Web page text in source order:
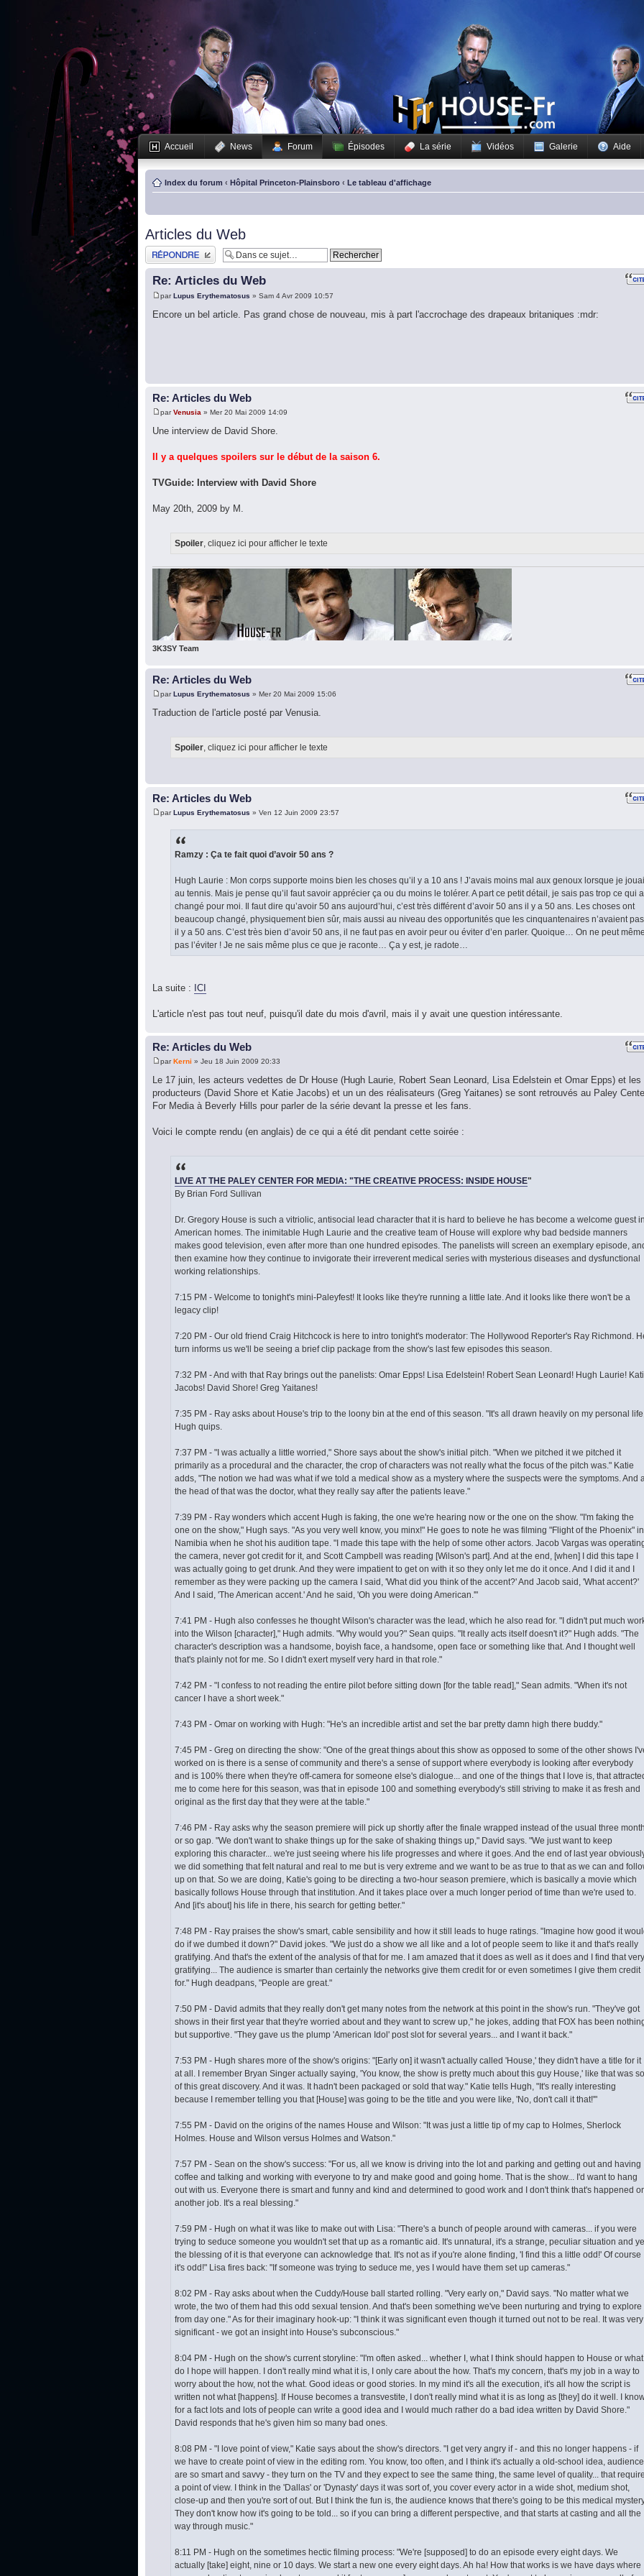
Accueil News Forum Épisodes La série Vidéos Galerie Aide
Index du forum ‹ Hôpital Princeton-Plainsboro ‹ Le tableau d'affichage
Articles du Web
Publier une réponse
Re: Articles du Web
parLupus Erythematosus » Sam 4 Avr 2009 10:57
Encore un bel article. Pas grand chose de nouveau, mis à part l'accrochage des drapeaux britaniques :mdr:
Re: Articles du Web
parVenusia » Mer 20 Mai 2009 14:09
Une interview de David Shore.
Il y a quelques spoilers sur le début de la saison 6.
TVGuide: Interview with David Shore
May 20th, 2009 by M.
Spoiler , cliquez ici pour afficher le texte
3K3SY Team
Re: Articles du Web
parLupus Erythematosus » Mer 20 Mai 2009 15:06
Traduction de l'article posté par Venusia.
Spoiler, cliquez ici pour afficher le texte
Re: Articles du Web
parLupus Erythematosus » Ven 12 Juin 2009 23:57
Ramzy : Ça te fait quoi d’avoir 50 ans ?
Hugh Laurie : Mon corps supporte moins bien les choses qu’il y a 10 ans ! J’avais moins mal aux genoux lorsque je
au tennis. Mais je pense qu’il faut savoir apprécier ça ou du moins le tolérer. A part ce petit détail, je sais pas trop ce qui a
changé pour moi. Il faut dire qu’avoir 50 ans aujourd’hui, c’est très différent d’avoir 50 ans il y a 50 ans. Les choses ont
beaucoup changé, physiquement bien sûr, mais aussi au niveau des opportunités que les cinquantenaires n’avaient pas
il y a 50 ans. C’est très bien d’avoir 50 ans, il ne faut pas en avoir peur ou éviter d’en parler. Quoique… On ne peut même
pas l’éviter ! Je ne sais même plus ce que je raconte… Ça y est, je radote…
La suite : ICI
L'article n'est pas tout neuf, puisqu'il date du mois d'avril, mais il y avait une question intéressante.
Re: Articles du Web
parKerni » Jeu 18 Juin 2009 20:33
Le 17 juin, les acteurs vedettes de Dr House (Hugh Laurie, Robert Sean Leonard, Lisa Edelstein et Omar Epps) et les
producteurs (David Shore et Katie Jacobs) et un un des réalisateurs (Greg Yaitanes) se sont retrouvés au Paley
For Media à Beverly Hills pour parler de la série devant la presse et les fans.
Voici le compte rendu (en anglais) de ce qui a été dit pendant cette soirée :
LIVE AT THE PALEY CENTER FOR MEDIA: "THE CREATIVE PROCESS: INSIDE HOUSE"
By Brian Ford Sullivan
Dr. Gregory House is such a vitriolic, antisocial lead character that it is hard to believe he has become a welcome guest in
American homes. The inimitable Hugh Laurie and the creative team of House will explore why bad bedside manners
makes good television, even after more than one hundred episodes. The panelists will screen an exemplary episode,
then examine how they continue to invigorate their irreverent medical series with mysterious diseases and dysfunctional
working relationships.
7:15 PM - Welcome to tonight's mini-Paleyfest! It looks like they're running a little late. And it looks like there won't be a
legacy clip!
7:20 PM - Our old friend Craig Hitchcock is here to intro tonight's moderator: The Hollywood Reporter's Ray Richmond.
turn informs us we'll be seeing a brief clip package from the show's last few episodes this season.
7:32 PM - And with that Ray brings out the panelists: Omar Epps! Lisa Edelstein! Robert Sean Leonard! Hugh Laurie!
Jacobs! David Shore! Greg Yaitanes!
7:35 PM - Ray asks about House's trip to the loony bin at the end of this season. "It's all drawn heavily on my personal
Hugh quips.
7:37 PM - "I was actually a little worried," Shore says about the show's initial pitch. "When we pitched it we pitched it
primarily as a procedural and the character, the crop of characters was not really what the focus of the pitch was." Katie
adds, "The notion we had was what if we told a medical show as a mystery where the suspects were the symptoms. And
the head of that was the doctor, what they really say after the patients leave."
7:39 PM - Ray wonders which accent Hugh is faking, the one we're hearing now or the one on the show. "I'm faking the
one on the show," Hugh says. "As you very well know, you minx!" He goes to note he was filming "Flight of the Phoenix" in
Namibia when he shot his audition tape. "I made this tape with the help of some other actors. Jacob Vargas was
the camera, never got credit for it, and Scott Campbell was reading [Wilson's part]. And at the end, [when] I did this tape I
was actually going to get drunk. And they were impatient to get on with it so they only let me do it once. And I did it and I
remember as they were packing up the camera I said, 'What did you think of the accent?' And Jacob said, 'What accent?'
And I said, 'The American accent.' And he said, 'Oh you were doing American.'"
7:41 PM - Hugh also confesses he thought Wilson's character was the lead, which he also read for. "I didn't put much
into the Wilson [character]," Hugh admits. "Why would you?" Sean quips. "It really acts itself doesn't it?" Hugh adds. "The
character's description was a handsome, boyish face, a handsome, open face or something like that. And I thought well
that's plainly not for me. So I didn't exert myself very hard in that role."
7:42 PM - "I confess to not reading the entire pilot before sitting down [for the table read]," Sean admits. "When it's not
cancer I have a short week."
7:43 PM - Omar on working with Hugh: "He's an incredible artist and set the bar pretty damn high there buddy."
7:45 PM - Greg on directing the show: "One of the great things about this show as opposed to some of the other shows
worked on is there is a sense of community and there's a sense of support where everybody is looking after everybody
and is 100% there when they're off-camera for someone else's dialogue... and one of the things that I love is, that
me to come here for this season, was that in episode 100 and something everybody's still striving to make it as fresh and
original as the first day that they were at the table."
7:46 PM - Ray asks why the season premiere will pick up shortly after the finale wrapped instead of the usual three month
or so gap. "We don't want to shake things up for the sake of shaking things up," David says. "We just want to keep
exploring this character... we're just seeing where his life progresses and where it goes. And the end of last year
we did something that felt natural and real to me but is very extreme and we want to be as true to that as we can and
up on that. So we are doing, Katie's going to be directing a two-hour season premiere, which is basically a movie which
basically follows House through that institution. And it takes place over a much longer period of time than we're used to.
And [it's about] his life in there, his search for getting better."
7:48 PM - Ray praises the show's smart, cable sensibility and how it still leads to huge ratings. "Imagine how good it
do if we dumbed it down?" David jokes. "We just do a show we all like and a lot of people seem to like it and that's really
gratifying. And that's the extent of the analysis of that for me. I am amazed that it does as well as it does and I find that very
gratifying... The audience is smarter than certainly the networks give them credit for or even sometimes I give them credit
for." Hugh deadpans, "People are great."
7:50 PM - David admits that they really don't get many notes from the network at this point in the show's run. "They've got
shows in their first year that they're worried about and they want to screw up," he jokes, adding that FOX has been
but supportive. "They gave us the plump 'American Idol' post slot for several years... and I want it back."
7:53 PM - Hugh shares more of the show's origins: "[Early on] it wasn't actually called 'House,' they didn't have a title for it
at all. I remember Bryan Singer actually saying, 'You know, the show is pretty much about this guy House,' like that was
of this great discovery. And it was. It hadn't been packaged or sold that way." Katie tells Hugh, "It's really interesting
because I remember telling you that [House] was going to be the title and you were like, 'No, don't call it that!'"
7:55 PM - David on the origins of the names House and Wilson: "It was just a little tip of my cap to Holmes, Sherlock
Holmes. House and Wilson versus Holmes and Watson."
7:57 PM - Sean on the show's success: "For us, all we know is driving into the lot and parking and getting out and having
coffee and talking and working with everyone to try and make good and going home. That is the show... I'd want to hang
out with us. Everyone there is smart and funny and kind and determined to good work and I don't think that's happened
another job. It's a real blessing."
7:59 PM - Hugh on what it was like to make out with Lisa: "There's a bunch of people around with cameras... if you were
trying to seduce someone you wouldn't set that up as a romantic aid. It's unnatural, it's a strange, peculiar situation and
the blessing of it is that everyone can acknowledge that. It's not as if you're alone finding, 'I find this a little odd!' Of course
it's odd!" Lisa fires back: "If someone was trying to seduce me, yes I would have them set up cameras."
8:02 PM - Ray asks about when the Cuddy/House ball started rolling. "Very early on," David says. "No matter what we
wrote, the two of them had this odd sexual tension. And that's been something we've been nurturing and trying to explore
from day one." As for their imaginary hook-up: "I think it was significant even though it turned out not to be real. It was very
significant - we got an insight into House's subconscious."
8:04 PM - Hugh on the show's current storyline: "I'm often asked... whether I, what I think should happen to House or what
do I hope will happen. I don't really mind what it is, I only care about the how. That's my concern, that's my job in a way to
worry about the how, not the what. Good ideas or good stories. In my mind it's all the execution, it's all how the script is
written not what [happens]. If House becomes a transvestite, I don't really mind what it is as long as [they] do it well. I
for a fact lots and lots of people can write a good idea and I would much rather do a bad idea written by David Shore."
David responds that he's given him so many bad ones.
8:08 PM - "I love point of view," Katie says about the show's directors. "I get very angry if - and this no longer happens - if
we have to create point of view in the editing rom. You know, too often, and I think it's actually a old-school idea,
are so smart and savvy - they turn on the TV and they expect to see the same thing, the same level of quality... that
a point of view. I think in the 'Dallas' or 'Dynasty' days it was sort of, you cover every actor in a wide shot, medium shot,
close-up and then you're sort of out. But I think the fun is, the audience knows that there's going to be this medical
They don't know how it's going to be told... so if you can bring a different perspective, and that starts at casting and all the
way through music."
8:11 PM - Hugh on the sometimes hectic filming process: "We're [supposed] to do an episode every eight days. We
actually [take] eight, nine or 10 days. We start a new one every eight days. Ah ha! How that works is we have days where